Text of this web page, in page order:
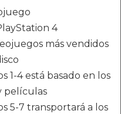
4
más vendidos
1-4 está basado en los
películas
5-7 transportará a los